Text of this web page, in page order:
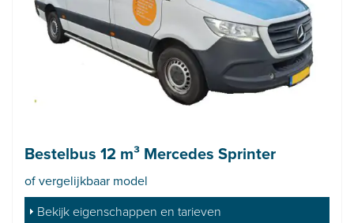
Bestelbus 12 m³ Mercedes Sprinter
of vergelijkbaar model
Bekijk eigenschappen en tarieven